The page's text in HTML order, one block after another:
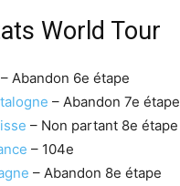
World Tour
– Abandon 6e étape
– Abandon 7e étape
– Non partant 8e étape
– 104e
– Abandon 8e étape